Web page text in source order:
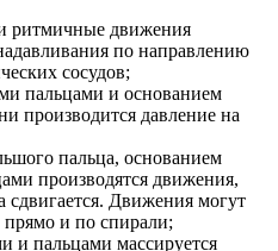
ритмичные движения
по направлению
сосудов;
пальцами и основанием
производится давление на
пальца, основанием
производятся движения,
сдвигается. Движения могут
прямо и по спирали;
и пальцами массируется